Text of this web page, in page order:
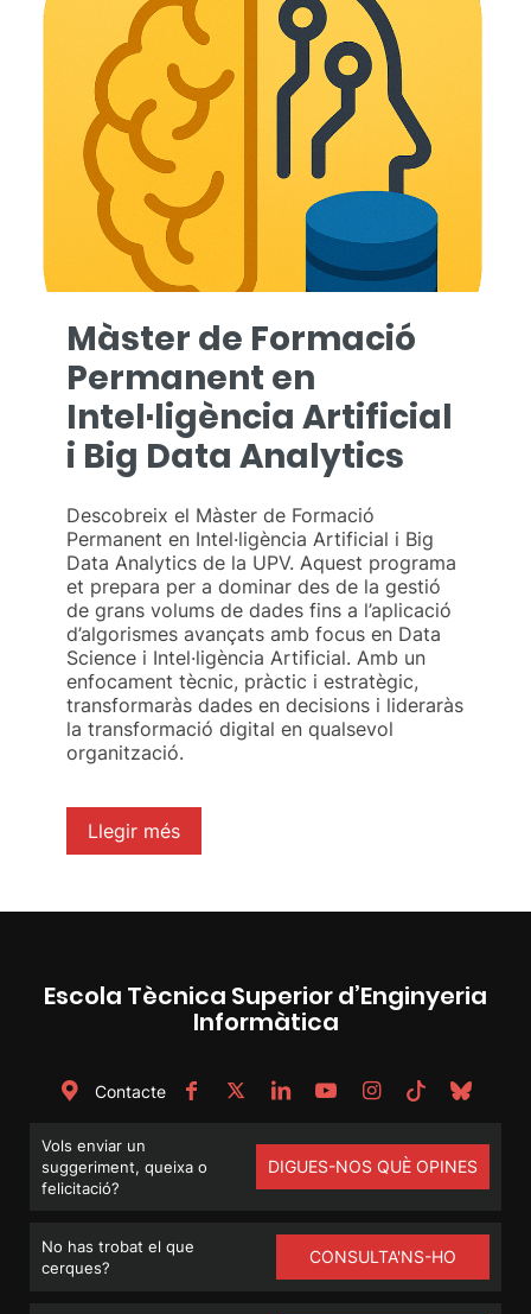
Màster de Formació
Permanent en
Intel·ligència Artificial
i Big Data Analytics
Descobreix el Màster de Formació
Permanent en Intel·ligència Artificial i Big
Data Analytics de la UPV. Aquest programa
et prepara per a dominar des de la gestió
de grans volums de dades fins a l’aplicació
d’algorismes avançats amb focus en Data
Science i Intel·ligència Artificial. Amb un
enfocament tècnic, pràctic i estratègic,
transformaràs dades en decisions i lideraràs
la transformació digital en qualsevol
organització.
Llegir més
Escola Tècnica Superior d’Enginyeria
Informàtica
Contacte
Vols enviar un
suggeriment, queixa o
felicitació?
DIGUES-NOS QUÈ OPINES
No has trobat el que
cerques?
CONSULTA'NS-HO